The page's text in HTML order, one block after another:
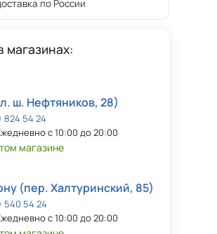
по России
магазинах:
ш. Нефтяников, 28)
54 24
с 10:00 до 20:00
магазине
(пер. Халтуринский, 85)
540 54 24
с 10:00 до 20:00